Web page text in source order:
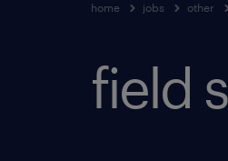
home jobs other
field